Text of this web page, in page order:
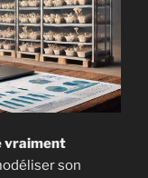
vraiment
son